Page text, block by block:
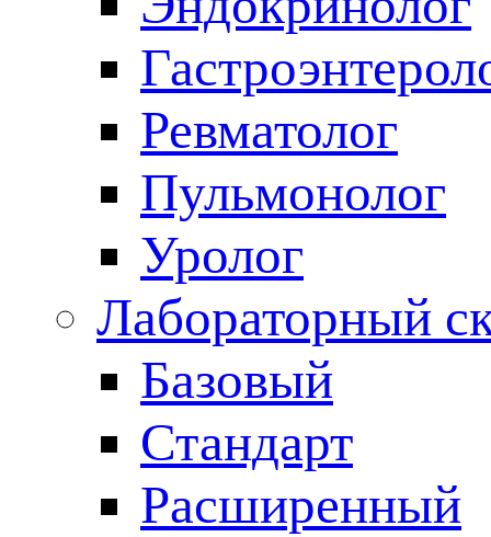
Ревматолог
Пульмонолог
Уролог
Лабораторный
Базовый
Стандарт
Расширенный